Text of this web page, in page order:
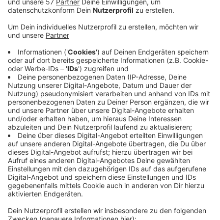
Bundesstaaten mit den meisten
Wechselwählerinnen und -wählern (Nevada,
Arizona, Michigan, Wisconsin, North Carolina,
Pennsylvania und Georgia). Hardt geht davon aus,
dass sowohl Kamela Harris als auch Donald Trump
vorbereitet in die nächsten vier Jahre gehen. „Das
war vor acht Jahren bei Donald Trump nicht so“,
sagt Hardt. „Ich glaube, die Dinge, die Trump in
einer neuen Amtszeit umsetzen will, wird er in den
ersten sechs bis zwölf Monaten auf den Weg
bringen. Und dann hat er auch eine Chance, die
Dinge umzusetzen und dementsprechend ernst
müssen wir das nehmen.“ In manchen Bereichen
wird es laut Hardt aber kaum einen Unterschied
machen, ob Harris oder Trump gewinnt. Er rechnet
zum Beispiel damit, dass sich der Konflikt
zwischen den USA und China verschärft.
Veröffentlicht: Dienstag, 29.10.2024 16:22